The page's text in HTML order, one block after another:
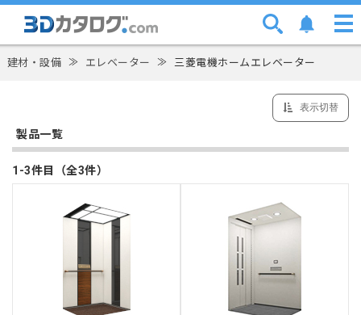
建材・設備 ≫ エレベーター ≫ 三菱電機ホームエレベーター
表示切替
製品一覧
1-3件目（全3件）